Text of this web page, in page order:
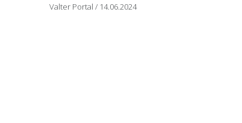
Valter Portal 14.06.2024